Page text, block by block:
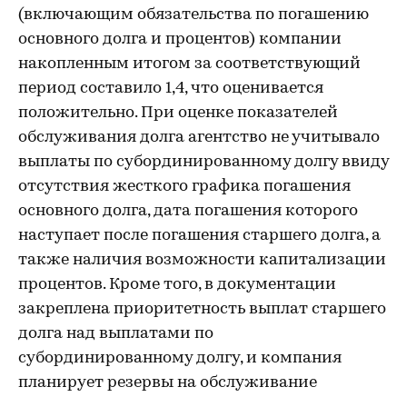
(включающим обязательства по погашению
основного долга и процентов) компании
накопленным итогом за соответствующий
период составило 1,4, что оценивается
положительно. При оценке показателей
обслуживания долга агентство не учитывало
выплаты по субординированному долгу ввиду
отсутствия жесткого графика погашения
основного долга, дата погашения которого
наступает после погашения старшего долга, а
также наличия возможности капитализации
процентов. Кроме того, в документации
закреплена приоритетность выплат старшего
долга над выплатами по
субординированному долгу, и компания
планирует резервы на обслуживание